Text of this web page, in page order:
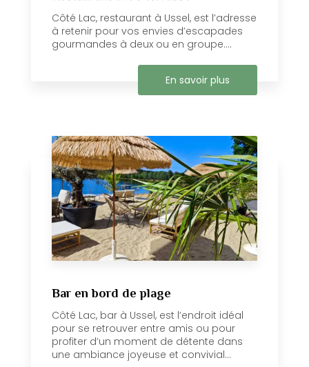
Côté Lac, restaurant à Ussel, est l’adresse
à retenir pour vos envies d’escapades
gourmandes à deux ou en groupe....
En savoir plus
Bar en bord de plage
Côté Lac, bar à Ussel, est l’endroit idéal
pour se retrouver entre amis ou pour
profiter d’un moment de détente dans
une ambiance joyeuse et convivial...